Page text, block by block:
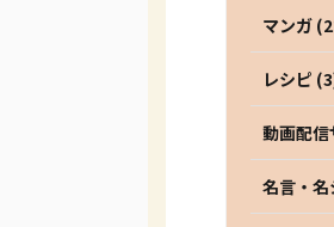
マンガ
レシピ
動画配
名言・